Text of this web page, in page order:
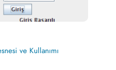
ve Kullanımı